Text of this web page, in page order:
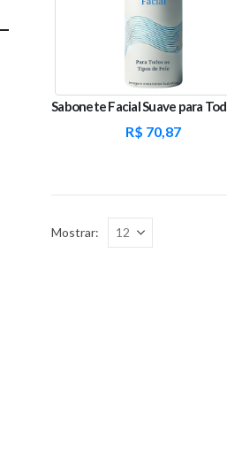
R$ 70,87
Mostrar: